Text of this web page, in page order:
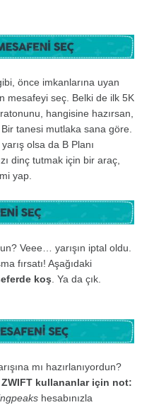
önce imkanlarına uyan
mesafeyi seç. Belki de ilk 5K
hangisine hazırsan,
tanesi mutlaka sana göre.
olsa da B Planı
dinç tutmak için bir araç,
yap.
Veee… yarışın iptal oldu.
fırsatı! Aşağıdaki
koş . Ya da çık.
mı hazırlanıyordun?
ZWIFT kullananlar için not:
hesabınızla